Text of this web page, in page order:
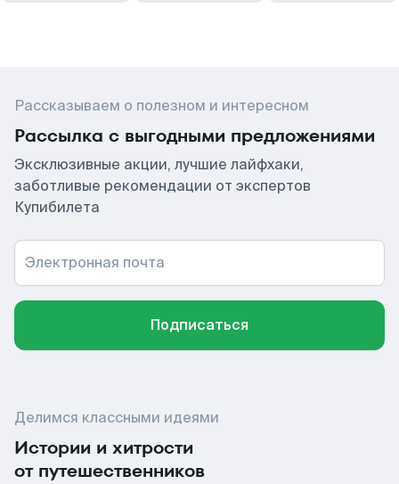
Рассказываем о полезном и интересном
Рассылка с выгодными предложениями
Эксклюзивные акции, лучшие лайфхаки,
заботливые рекомендации от экспертов
Купибилета
Электронная почта
Подписаться
Делимся классными идеями
Истории и хитрости
от путешественников